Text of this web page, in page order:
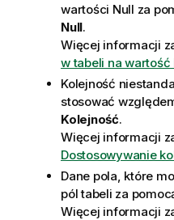
wartości Null za
Null.
Więcej informacji
w tabeli na wartość
Kolejność
stosować
Kolejność.
Więcej informacji
Dostosowywanie
Dane pola, które
pól tabeli za
Więcej informacji